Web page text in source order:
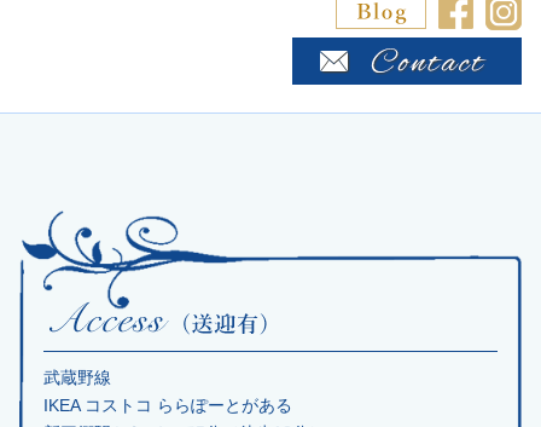
武蔵野線
IKEA コストコ ららぽーとがある